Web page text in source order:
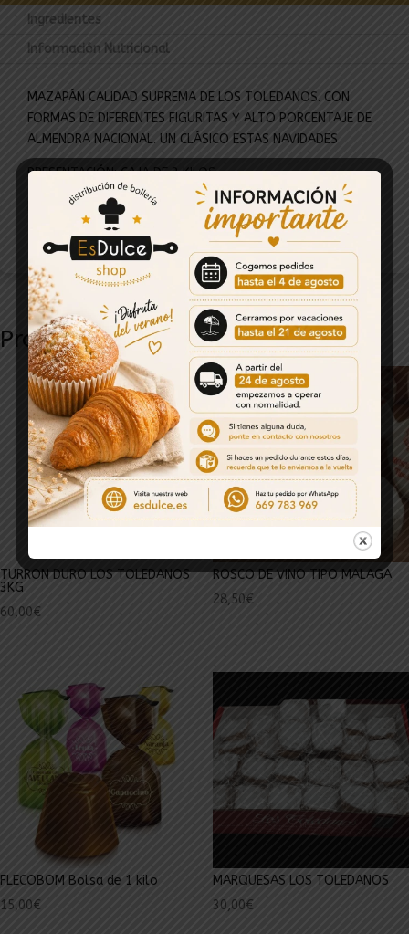
Ingredientes
Información Nutricional
MAZAPÁN CALIDAD SUPREMA DE LOS TOLEDANOS. CON
FORMAS DE DIFERENTES FIGURITAS Y ALTO PORCENTAJE DE
ALMENDRA NACIONAL. UN CLÁSICO ESTAS NAVIDADES
PRESENTACIÓN: CAJA DE 3 KILOS
FABRICANTE: LOS TOLEDANOS
Productos relacionados
TURRON DURO LOS TOLEDANOS
3KG
60,00€
ROSCO DE VINO TIPO MALAGA
28,50€
FLECOBOM Bolsa de 1 kilo
15,00€
MARQUESAS LOS TOLEDANOS
30,00€